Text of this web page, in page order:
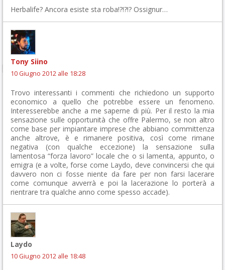
Herbalife? Ancora esiste sta roba!?!?!? Ossignur…
Tony Siino
10 Giugno 2012 alle 18:28
Trovo interessanti i commenti che richiedono un supporto
economico a quello che potrebbe essere un fenomeno.
Interesserebbe anche a me saperne di più. Per il resto la mia
sensazione sulle opportunità che offre Palermo, se non altro
come base per impiantare imprese che abbiano committenza
anche altrove, è e rimanere positiva, così come rimane
negativa (con qualche eccezione) la sensazione sulla
lamentosa “forza lavoro” locale che o si lamenta, appunto, o
emigra (e a volte, forse come Laydo, deve convincersi che qui
davvero non ci fosse niente da fare per non farsi lacerare
come comunque avverrà e poi la lacerazione lo porterà a
rientrare tra qualche anno come spesso accade).
Laydo
10 Giugno 2012 alle 18:48